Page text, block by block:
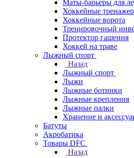
Маты-барьеры для
Хоккейные
Хоккейные ворота
Тренировочный
Протектор гашения
Хоккей на траве
Лыжный спорт
Назад
Лыжный спорт
Лыжи
Лыжные ботинки
Лыжные крепления
Лыжные палки
Хранение и
Батуты
Акробатика
Товары DFC
Назад